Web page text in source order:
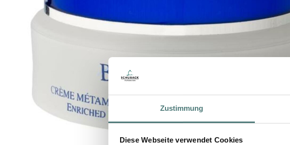
Zustimmung
Diese Webseite verwendet Cookies